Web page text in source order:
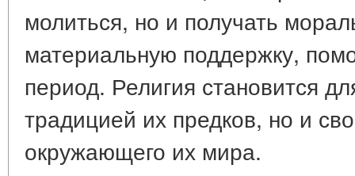
молиться, но и получать
материальную поддержку,
период. Религия становится
традицией их предков, но и
окружающего их мира.